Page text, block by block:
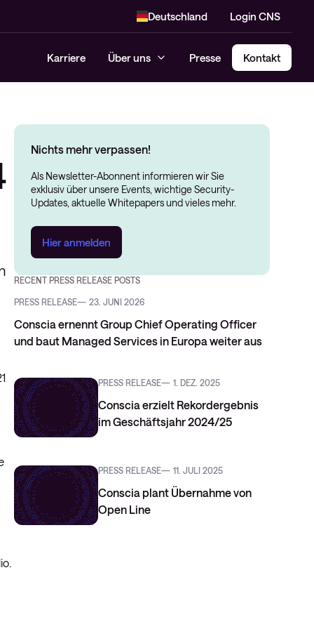
Deutschland Login CNS
Karriere Über uns Presse Kontakt
Nichts mehr verpassen!
Als Newsletter-Abonnent informieren wir Sie
exklusiv über unsere Events, wichtige Security-
Updates, aktuelle Whitepapers und vieles mehr.
Hier anmelden
RECENT PRESS RELEASE POSTS
PRESS RELEASE 23. JUNI 2026
Conscia ernennt Group Chief Operating Officer
und baut Managed Services in Europa weiter aus
PRESS RELEASE 1. DEZ. 2025
Conscia erzielt Rekordergebnis
im Geschäftsjahr 2024/25
PRESS RELEASE 11. JULI 2025
Conscia plant Übernahme von
Open Line